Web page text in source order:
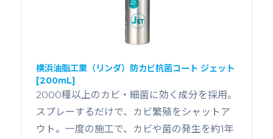
横浜油脂工業（リンダ）防カビ抗菌コート ジェット
[200mL]
2000種以上のカビ・細菌に効く成分を採用。
スプレーするだけで、カビ繁殖をシャットア
ウト。一度の施工で、カビや菌の発生を約1年